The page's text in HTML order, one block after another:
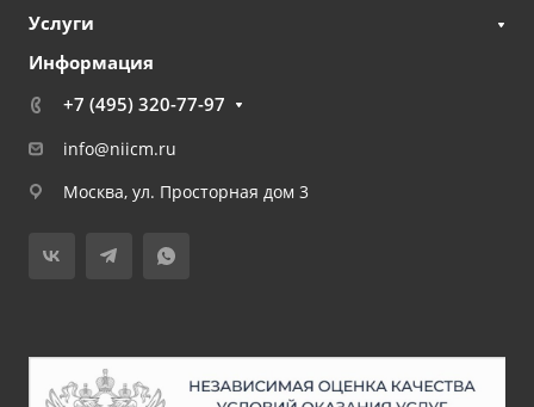
Услуги
Информация
+7 (495) 320-77-97
info@niicm.ru
Москва, ул. Просторная дом 3